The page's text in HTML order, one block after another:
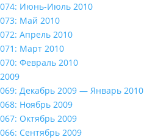
074: Июнь-Июль 2010
073: Май 2010
072: Апрель 2010
071: Март 2010
070: Февраль 2010
2009
069: Декабрь 2009 — Январь 2010
068: Ноябрь 2009
067: Октябрь 2009
066: Сентябрь 2009